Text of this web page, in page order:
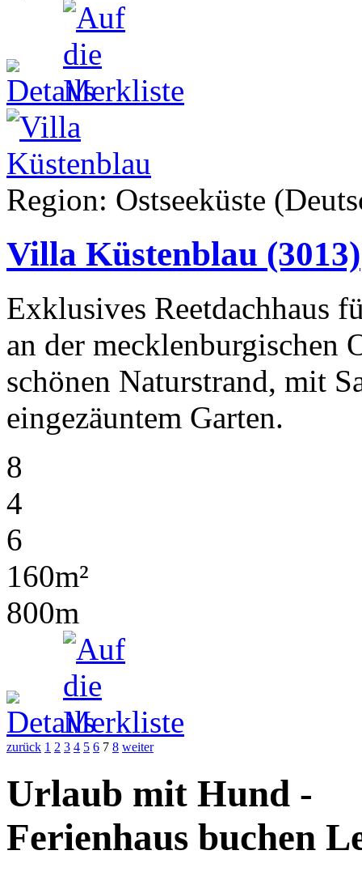
Region: Ostseeküste
Villa Küstenblau (3013)
Exklusives Reetdachhaus
an der mecklenburgischen
schönen Naturstrand, mit
eingezäuntem Garten.
8
4
6
160m²
800m
zurück 1 2 3 4 5 6 7 8 weiter
Urlaub mit Hund -
Ferienhaus buchen